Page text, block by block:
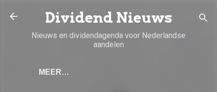
Doorgaan naar hoofdcontent
Dividend Nieuws
Nieuws en dividendagenda voor Nederlandse
aandelen
MEER…